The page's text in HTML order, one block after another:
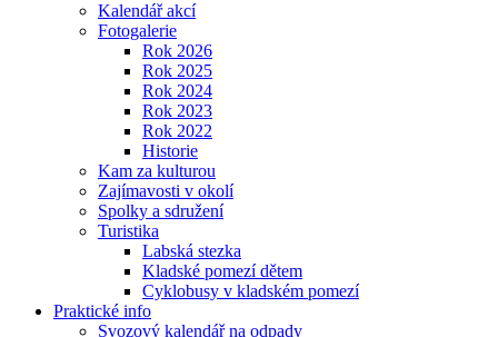
Kalendář akcí
Fotogalerie
Rok 2026
Rok 2025
Rok 2024
Rok 2023
Rok 2022
Historie
Kam za kulturou
Zajímavosti v okolí
Spolky a sdružení
Turistika
Labská stezka
Kladské pomezí dětem
Cyklobusy v kladském pomezí
Praktické info
Svozový kalendář na odpady